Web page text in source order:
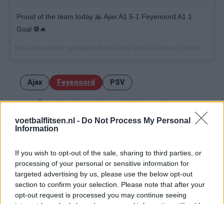
voetbalflitsen.nl - Do Not Process My Personal
Information
If you wish to opt-out of the sale, sharing to third parties, or
processing of your personal or sensitive information for
targeted advertising by us, please use the below opt-out
section to confirm your selection. Please note that after your
opt-out request is processed you may continue seeing
Proud of the team today 🙏 Ajax A1 5-1 Feyenoord A1 1
Goal ⚽️🔥
Ajax Feyenoord PSV
Fraser begint aan nieuwe uitdaging: oud-
Kan Givairo Read de duurste verdediger ooit van
bereik
Van Bronckhorst voert druk op: Feyenoord wil op
deze twee posities nog versterken